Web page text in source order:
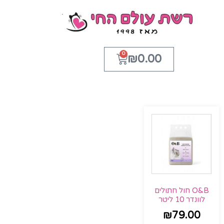
₪0.00
0
O&B חול חתולים
לוונדר 10 ליטר
₪79.00